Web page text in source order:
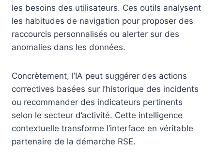
les besoins des utilisateurs. Ces outils analysent
les habitudes de navigation pour proposer des
raccourcis personnalisés ou alerter sur des
anomalies dans les données.
Concrètement, l’IA peut suggérer des actions
correctives basées sur l’historique des incidents
ou recommander des indicateurs pertinents
selon le secteur d’activité. Cette intelligence
contextuelle transforme l’interface en véritable
partenaire de la démarche RSE.